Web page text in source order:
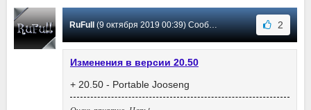
RuFull(9 октября 2019 00:39) Сообщение #548 2
Изменения в версии 20.50
+ 20.50 - Portable Jooseng